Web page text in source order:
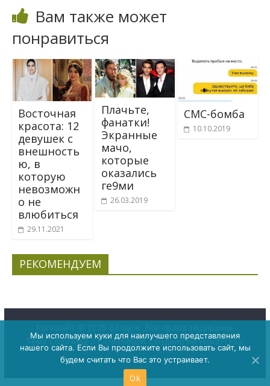
Вам также может
понравиться
Восточная
красота: 12
девушек с
внешность
ю, в
которую
невозможн
о не
влюбиться
29.11.2021
Плачьте,
фанатки!
Экранные
мачо,
которые
оказались
ге9ми
26.03.2019
СМС-бомба
10.10.2019
РЕКОМЕНДУЕМ
ТемаColorMagот ThemeGrill. Создано наWordPress
Мы используем куки для наилучшего представления
нашего сайта. Если Вы продолжите использовать сайт, мы
будем считать что Вас это устраивает.
Ok